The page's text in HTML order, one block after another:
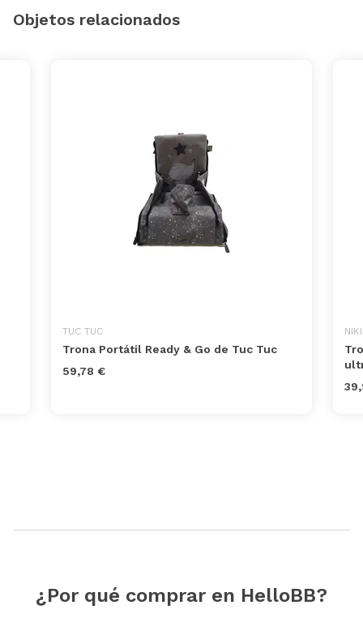
Objetos relacionados
TUC TUC
Trona Portátil Ready & Go de Tuc Tuc
59,78 €
¿Por qué comprar en HelloBB?